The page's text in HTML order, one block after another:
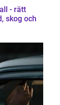
- rätt
skog och